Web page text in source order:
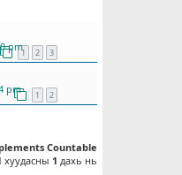
1 2 3
pm
1 2
pm
Countable
хуудасны 1 дахь нь